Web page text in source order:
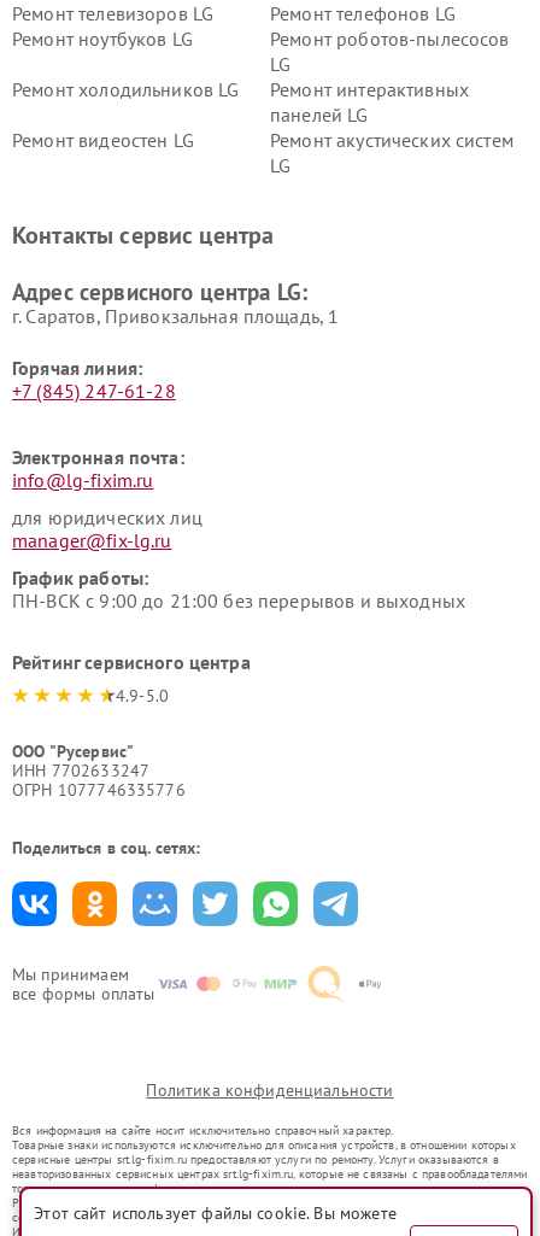
Мы принимаем
все формы оплаты
Ремонт телевизоров LG
Ремонт телефонов LG
Ремонт ноутбуков LG
Ремонт роботов-пылесосов
LG
Ремонт холодильников LG
Ремонт интерактивных
панелей LG
Ремонт видеостен LG
Ремонт акустических систем
LG
Ремонт морозильных камер
Ремонт вертикальных
Контакты сервис центра
Адрес сервисного центра LG:
г. Саратов, Привокзальная площадь, 1
Горячая линия:
+7 (845) 247-61-28
Электронная почта:
info@lg-fixim.ru
для юридических лиц
manager@fix-lg.ru
График работы:
ПН-ВСК с 9:00 до 21:00 без перерывов и выходных
Рейтинг сервисного центра
4.9-5.0
ООО "Русервис"
ИНН 7702633247
ОГРН 1077746335776
Поделиться в соц. сетях:
Политика конфиденциальности
Вся информация на сайте носит исключительно справочный характер.
Товарные знаки используются исключительно для описания устройств, в отношении которых
сервисные центры srt.lg-fixim.ru предоставляют услуги по ремонту. Услуги оказываются в
неавторизованных сервисных центрах srt.lg-fixim.ru, которые не связаны с правообладателями
товарных знаков или их официальными представителями.
Ремонт осуществляется для устройств, уже введенных в гражданский оборот в соответствии
со статьей 1487 ГК РФ.
Использование товарных знаков не преследует цели индивидуализации услуг или введения
Этот сайт использует файлы cookie. Вы можете